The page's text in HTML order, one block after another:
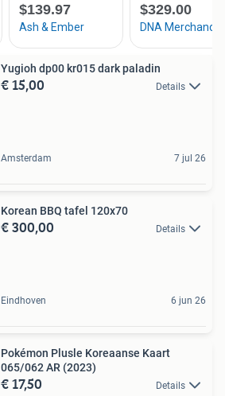
Yugioh dp00 kr015 dark paladin
€ 15,00 Details
Amsterdam 7 jul 26
Korean BBQ tafel 120x70
€ 300,00 Details
Eindhoven 6 jun 26
Pokémon Plusle Koreaanse Kaart
065/062 AR (2023)
€ 17,50 Details